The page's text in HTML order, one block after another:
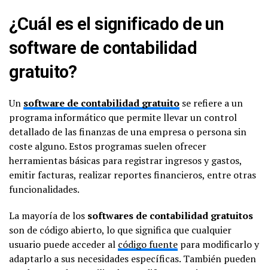
¿Cuál es el significado de un
software de contabilidad
gratuito?
Un software de contabilidad gratuito se refiere a un
programa informático que permite llevar un control
detallado de las finanzas de una empresa o persona sin
coste alguno. Estos programas suelen ofrecer
herramientas básicas para registrar ingresos y gastos,
emitir facturas, realizar reportes financieros, entre otras
funcionalidades.
La mayoría de los softwares de contabilidad gratuitos
son de código abierto, lo que significa que cualquier
usuario puede acceder al código fuente para modificarlo y
adaptarlo a sus necesidades específicas. También pueden